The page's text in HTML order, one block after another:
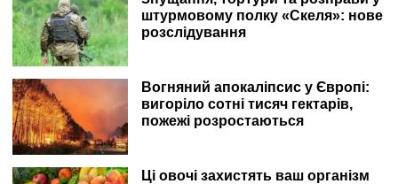
штурмовому полку «Скеля»: нове
розслідування
Вогняний апокаліпсис у Європі:
вигоріло сотні тисяч гектарів,
пожежі розростаються
Ці овочі захистять ваш організм